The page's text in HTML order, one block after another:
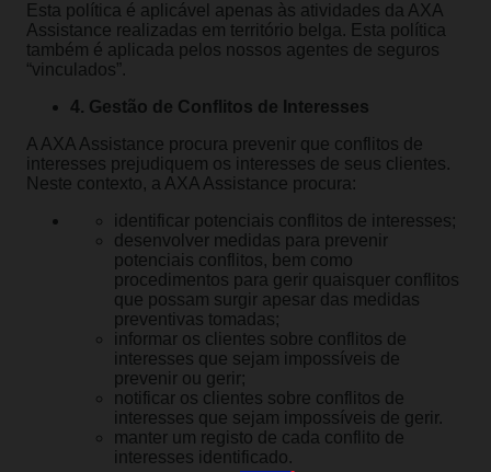
Esta política é aplicável apenas às atividades da AXA
Assistance realizadas em território belga. Esta política
também é aplicada pelos nossos agentes de seguros
“vinculados”.
4. Gestão de Conflitos de Interesses
A AXA Assistance procura prevenir que conflitos de
interesses prejudiquem os interesses de seus clientes.
Neste contexto, a AXA Assistance procura:
identificar potenciais conflitos de interesses;
desenvolver medidas para prevenir
potenciais conflitos, bem como
procedimentos para gerir quaisquer conflitos
que possam surgir apesar das medidas
preventivas tomadas;
informar os clientes sobre conflitos de
interesses que sejam impossíveis de
prevenir ou gerir;
notificar os clientes sobre conflitos de
interesses que sejam impossíveis de gerir.
manter um registo de cada conflito de
interesses identificado.